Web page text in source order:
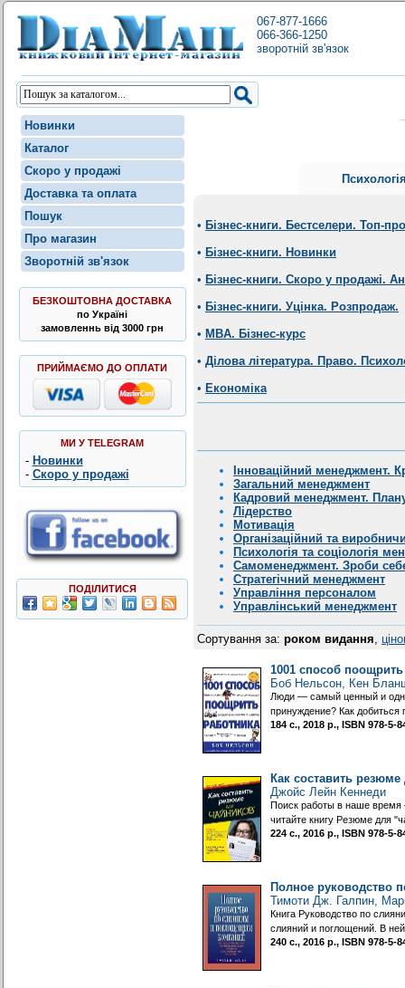
067-877-1666
066-366-1250
зворотній зв'язок
Новинки
Каталог
Скоро у продажі
Доставка та оплата
Пошук
Про магазин
Зворотній зв'язок
БЕЗКОШТОВНА ДОСТАВКА
по Україні
замовленнь від 3000 грн
ПРИЙМАЄМО ДО ОПЛАТИ
МИ У TELEGRAM
- Новинки
- Скоро у продажі
ПОДІЛИТИСЯ
• Бізнес-книги. Бестселери. Топ-
• Бізнес-книги. Новинки
• Бізнес-книги. Скоро у продажі.
• Бізнес-книги. Уцінка. Розпродаж.
• MBA. Бізнес-курс
• Ділова література. Право.
• Економіка
Інноваційний менеджмент.
Загальний менеджмент
Кадровий менеджмент.
Лідерство
Мотивація
Організаційний та
Психологія та соціологія
Самоменеджмент. Зроби
Стратегічний менеджмент
Управління персоналом
Управлінський менеджмент
Сортування за: роком видання
1001 способ
Боб Нельсон, Кен
Люди — самый ценный и
принуждение? Как добиться
184 с., 2018 р., ISBN 978-5-
Как составить
Джойс Лейн Кеннеди
Поиск работы в наше время
читайте книгу Резюме для
224 с., 2016 р., ISBN 978-5-
Полное руководство
Тимоти Дж. Галпин,
Книга Руководство по
слияний и поглощений. В
240 с., 2016 р., ISBN 978-5-